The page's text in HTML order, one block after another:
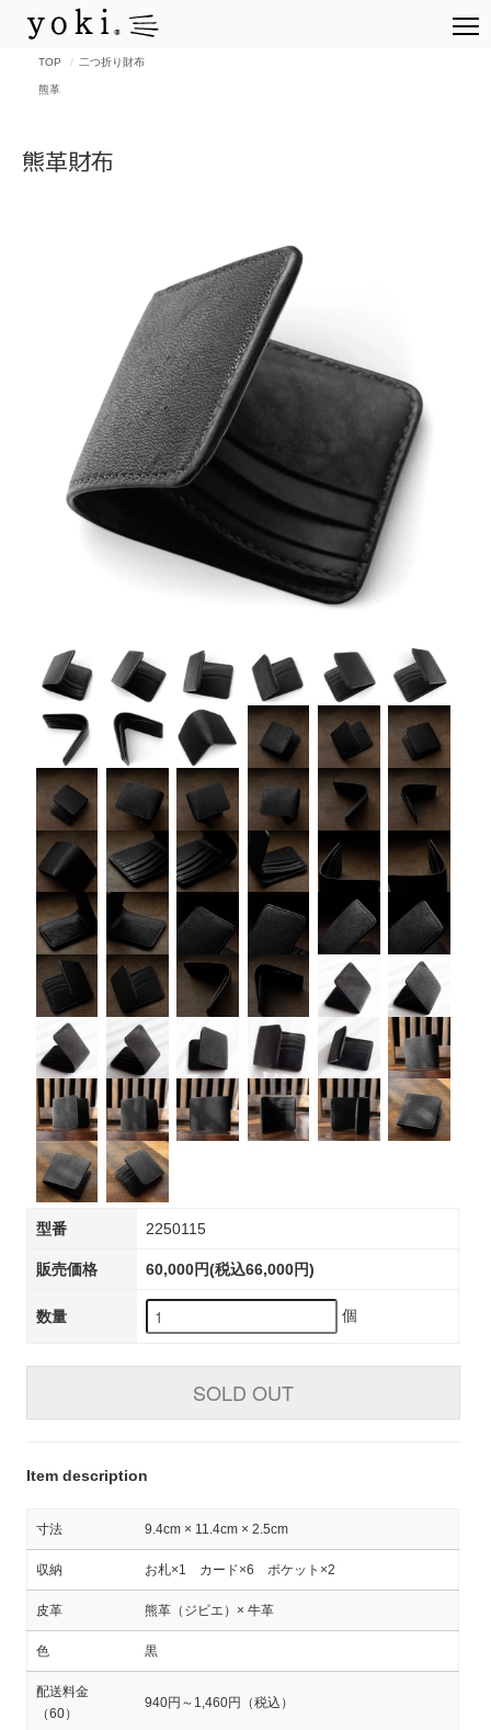
TOP 二つ折り財布
熊革
熊革財布
型番 2250115
販売価格 60,000円(税込66,000円)
数量 個
SOLD OUT
Item description
寸法 9.4cm × 11.4cm × 2.5cm
収納 お札×1 カード×6 ポケット×2
皮革 熊革（ジビエ）× 牛革
色 黒
配送料金
（60）
940円～1,460円（税込）